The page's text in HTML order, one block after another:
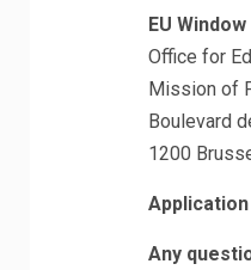
EU Window
Office for
Mission of
Boulevard
1200
Any